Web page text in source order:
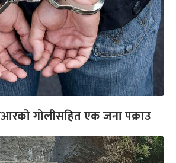
गोलीसहित एक जना पक्राउ